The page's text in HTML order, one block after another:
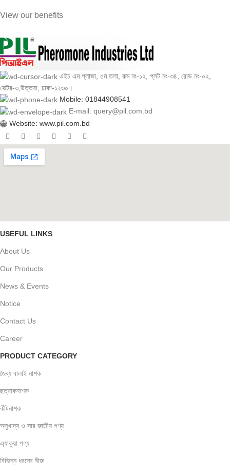
View our benefits
এইচ এম প্লাজা, ৫ম তলা, রুম নং-১২, প্লট নং-৩৪, রোড নং-০২,
সেক্টর-৩,উত্তরা, ঢাকা-১২৩০।
Mobile: 01844908541
E-mail: query@pil.com.bd
Website: www.pil.com.bd
USEFUL LINKS
About Us
Our Products
News & Events
Notice
Contact Us
Career
PRODUCT CATEGORY
জৈব্য বালাই নাশক
ছত্রাকনাশক
কীটনাশক
অনুখাদ্য ও সার জাতীয় পণ্য
এ্যাকুয়া পণ্য
বিভিন্ন ধরনের বীজ